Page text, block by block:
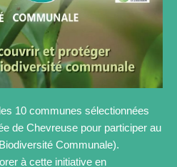
10 communes sélectionnées
de Chevreuse pour participer au
Communale).
à cette initiative en